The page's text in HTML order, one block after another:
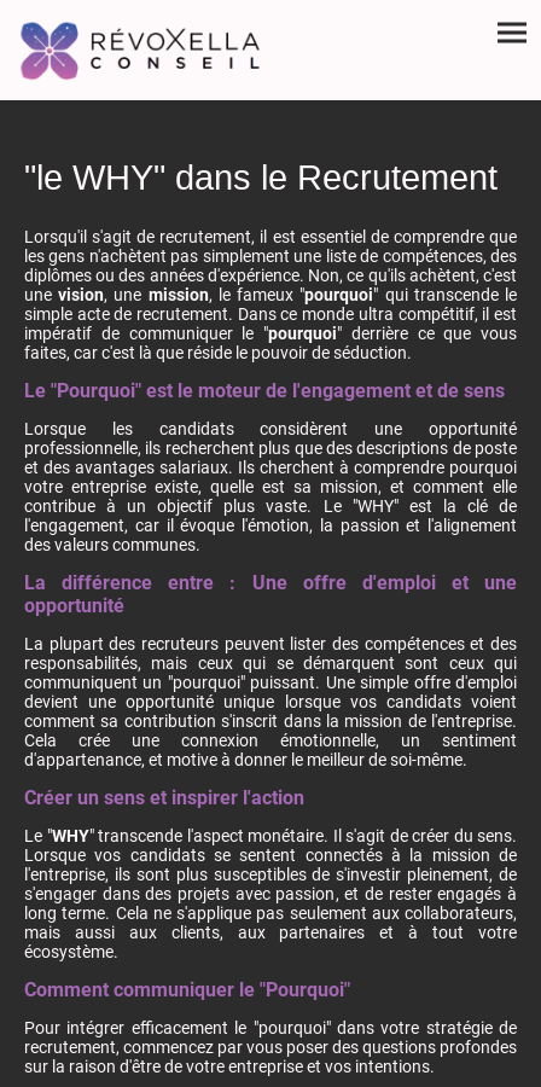
"le WHY" dans le Recrutement
Lorsqu'il s'agit de recrutement, il est essentiel de comprendre que
les gens n'achètent pas simplement une liste de compétences, des
diplômes ou des années d'expérience. Non, ce qu'ils achètent, c'est
une vision, une mission, le fameux "pourquoi" qui transcende le
simple acte de recrutement. Dans ce monde ultra compétitif, il est
impératif de communiquer le "pourquoi" derrière ce que vous
faites, car c'est là que réside le pouvoir de séduction.
Le "Pourquoi" est le moteur de l'engagement et de sens
Lorsque les candidats considèrent une opportunité
professionnelle, ils recherchent plus que des descriptions de poste
et des avantages salariaux. Ils cherchent à comprendre pourquoi
votre entreprise existe, quelle est sa mission, et comment elle
contribue à un objectif plus vaste. Le "WHY" est la clé de
l'engagement, car il évoque l'émotion, la passion et l'alignement
des valeurs communes.
La différence entre : Une offre d'emploi et une
opportunité
La plupart des recruteurs peuvent lister des compétences et des
responsabilités, mais ceux qui se démarquent sont ceux qui
communiquent un "pourquoi" puissant. Une simple offre d'emploi
devient une opportunité unique lorsque vos candidats voient
comment sa contribution s'inscrit dans la mission de l'entreprise.
Cela crée une connexion émotionnelle, un sentiment
d'appartenance, et motive à donner le meilleur de soi-même.
Créer un sens et inspirer l'action
Le "WHY" transcende l'aspect monétaire. Il s'agit de créer du sens.
Lorsque vos candidats se sentent connectés à la mission de
l'entreprise, ils sont plus susceptibles de s'investir pleinement, de
s'engager dans des projets avec passion, et de rester engagés à
long terme. Cela ne s'applique pas seulement aux collaborateurs,
mais aussi aux clients, aux partenaires et à tout votre
écosystème.
Comment communiquer le "Pourquoi"
Pour intégrer efficacement le "pourquoi" dans votre stratégie de
recrutement, commencez par vous poser des questions profondes
sur la raison d'être de votre entreprise et vos intentions.